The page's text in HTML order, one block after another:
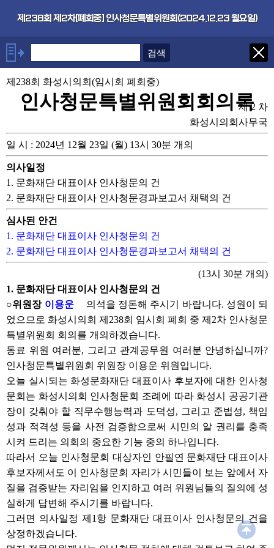
제238회 제2차[폐회중] 인사청문특별위원회(2024.12.23 월요일)
×
안건
1. 문화재단 대표이사 인사청문의
2. 문화재단 대표이사 인사청문
제238회 화성시의회(임시회 폐회중)
인사청문특별위원회회의록제 2 차
화성시의회사무국
일 시 : 2024년 12월 23일 (월) 13시 30분 개의
의사일정
1. 문화재단 대표이사 인사청문의 건
2. 문화재단 대표이사 인사청문경과보고서 채택의 건
심사된 안건
1. 문화재단 대표이사 인사청문의 건
2. 문화재단 대표이사 인사청문경과보고서 채택의 건
(13시 30분 개의)
1. 문화재단 대표이사 인사청문의 건
○위원장 이용운
의석을 정돈해 주시기 바랍니다. 성원이 되
었으므로 화성시의회 제238회 임시회 폐회 중 제2차 인사청문
특별위원회 회의를 개의하겠습니다.
동료 위원 여러분, 그리고 관계공무원 여러분 안녕하십니까?
인사청문특별위원회 위원장 이용운 위원입니다.
오늘 실시되는 화성문화재단 대표이사 후보자에 대한 인사청
문회는 화성시의회 인사청문회 조례에 따라 화성시 공공기관
장이 갖춰야 할 직무수행능력과 도덕성, 그리고 준법성, 책임
성과 적격성 등을 사전 검증함으로써 시민의 알 권리를 충족
시켜 드리는 의회의 중요한 기능 중의 하나입니다.
따라서 오늘 인사청문회 대상자인 안필연 문화재단 대표이사
후보자께서도 이 인사청문회 자리가 시민들이 보는 앞에서 자
질을 검증받는 자리임을 인지하고 여러 위원님들의 질의에 성
실하게 답변해 주시기를 바랍니다.
그러면 의사일정 제1항 문화재단 대표이사 인사청문의 건을
상정하겠습니다.